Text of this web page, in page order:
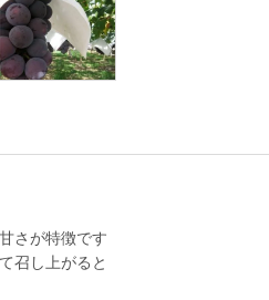
さが特徴です
召し上がると